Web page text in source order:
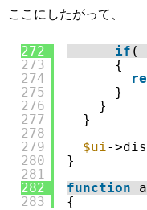
ここにしたがって、
272
273
274
275
276
277
278
279
280
281
282
283
if (
{
}
}
}
$ui-
}
function
{